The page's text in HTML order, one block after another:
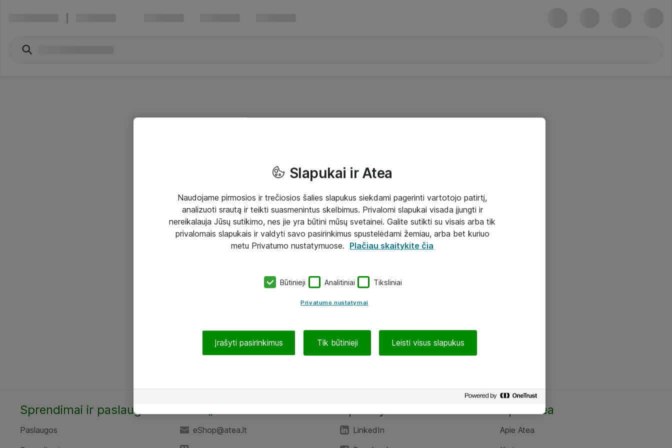
Sprendimai ir paslaugos
Paslaugos
eShop@atea.lt
LinkedIn
Apie Atea
Apie Atea
Slapukai ir Atea
Naudojame pirmosios ir trečiosios šalies slapukus siekdami pagerinti vartotojo patirtį,
analizuoti srautą ir teikti suasmenintus skelbimus. Privalomi slapukai visada įjungti ir
nereikalauja Jūsų sutikimo, nes jie yra būtini mūsų svetainei. Galite sutikti su visais arba tik
privalomais slapukais ir valdyti savo pasirinkimus spustelėdami žemiau, arba bet kuriuo
metu Privatumo nustatymuose. Plačiau skaitykite čia
Būtinieji Analitiniai Tiksliniai
Privatumo nustatymai
Įrašyti pasirinkimus Tik būtinieji Leisti visus slapukus